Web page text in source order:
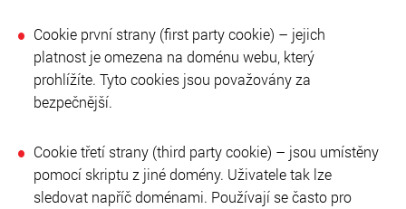
Cookie první strany (first party cookie) – jejich
platnost je omezena na doménu webu, který
prohlížíte. Tyto cookies jsou považovány za
bezpečnější.
Cookie třetí strany (third party cookie) – jsou umístěny
pomocí skriptu z jiné domény. Uživatele tak lze
sledovat napříč doménami. Používají se často pro